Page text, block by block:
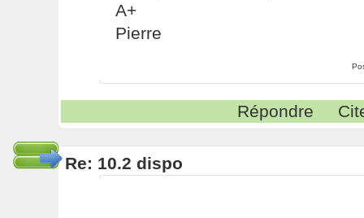
A+
Pierre
Répondre
Re: 10.2 dispo